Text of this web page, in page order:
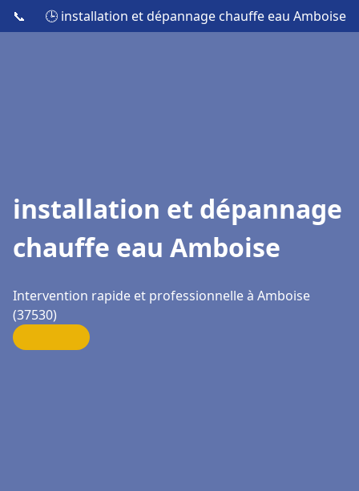
📞 🕒 installation et dépannage chauffe eau Amboise
installation et dépannage
chauffe eau Amboise
Intervention rapide et professionnelle à Amboise
(37530)